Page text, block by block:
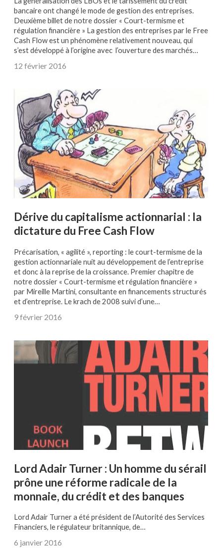
bancaire ont changé le mode de gestion des entreprises.
Deuxième billet de notre dossier « Court-termisme et
régulation financière » La gestion des entreprises par le Free
Cash Flow est un phénomène relativement nouveau, qui
s’est développé à l’origine avec l’ouverture des marchés…
12 février 2016
Dérive du capitalisme actionnarial : la
dictature du Free Cash Flow
Précarisation, « agilité », reporting : le court-termisme de la
gestion actionnariale nuit au développement de l’entreprise
et donc à la reprise de la croissance. Premier chapitre de
notre dossier « Court-termisme et régulation financière »
par Mireille Martini, consultante en financements structurés
et d’entreprise. Le krach de 2008 suivi d’une…
9 février 2016
Lord Adair Turner : Un homme du sérail
prône une réforme radicale de la
monnaie, du crédit et des banques
Lord Adair Turner a été président de l’Autorité des Services
Financiers, le régulateur britannique, de…
6 janvier 2016